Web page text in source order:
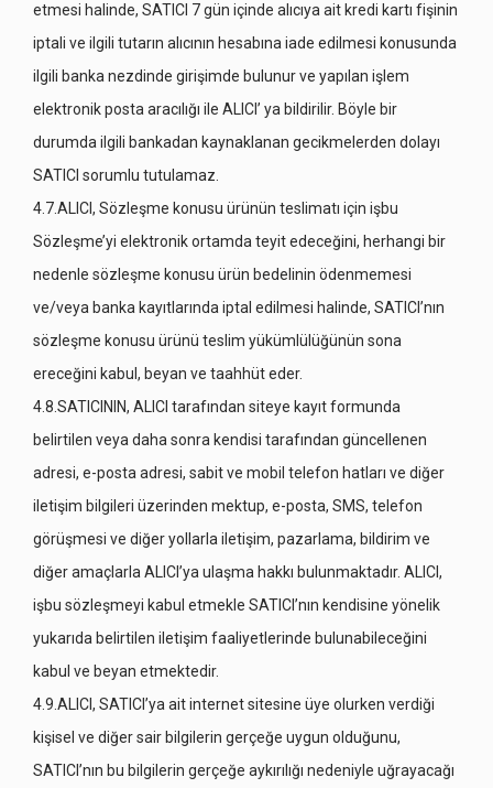
etmesi halinde, SATICI 7 gün içinde alıcıya ait kredi kartı fişinin
iptali ve ilgili tutarın alıcının hesabına iade edilmesi konusunda
ilgili banka nezdinde girişimde bulunur ve yapılan işlem
elektronik posta aracılığı ile ALICI’ ya bildirilir. Böyle bir
durumda ilgili bankadan kaynaklanan gecikmelerden dolayı
SATICI sorumlu tutulamaz.
4.7.ALICI, Sözleşme konusu ürünün teslimatı için işbu
Sözleşme’yi elektronik ortamda teyit edeceğini, herhangi bir
nedenle sözleşme konusu ürün bedelinin ödenmemesi
ve/veya banka kayıtlarında iptal edilmesi halinde, SATICI’nın
sözleşme konusu ürünü teslim yükümlülüğünün sona
ereceğini kabul, beyan ve taahhüt eder.
4.8.SATICININ, ALICI tarafından siteye kayıt formunda
belirtilen veya daha sonra kendisi tarafından güncellenen
adresi, e-posta adresi, sabit ve mobil telefon hatları ve diğer
iletişim bilgileri üzerinden mektup, e-posta, SMS, telefon
görüşmesi ve diğer yollarla iletişim, pazarlama, bildirim ve
diğer amaçlarla ALICI’ya ulaşma hakkı bulunmaktadır. ALICI,
işbu sözleşmeyi kabul etmekle SATICI’nın kendisine yönelik
yukarıda belirtilen iletişim faaliyetlerinde bulunabileceğini
kabul ve beyan etmektedir.
4.9.ALICI, SATICI’ya ait internet sitesine üye olurken verdiği
kişisel ve diğer sair bilgilerin gerçeğe uygun olduğunu,
SATICI’nın bu bilgilerin gerçeğe aykırılığı nedeniyle uğrayacağı